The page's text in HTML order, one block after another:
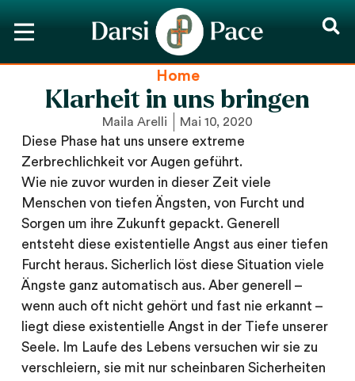
Home
Klarheit in uns bringen
Maila Arelli Mai 10, 2020
Diese Phase hat uns unsere extreme
Zerbrechlichkeit vor Augen geführt.
Wie nie zuvor wurden in dieser Zeit viele
Menschen von tiefen Ängsten, von Furcht und
Sorgen um ihre Zukunft gepackt. Generell
entsteht diese existentielle Angst aus einer tiefen
Furcht heraus. Sicherlich löst diese Situation viele
Ängste ganz automatisch aus. Aber generell –
wenn auch oft nicht gehört und fast nie erkannt –
liegt diese existentielle Angst in der Tiefe unserer
Seele. Im Laufe des Lebens versuchen wir sie zu
verschleiern, sie mit nur scheinbaren Sicherheiten